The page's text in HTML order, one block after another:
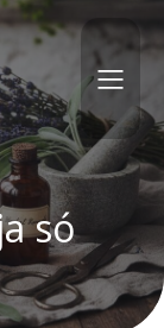
só